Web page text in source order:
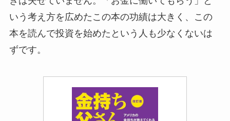
いう考え方を広めたこの本の功績は大きく、この
本を読んで投資を始めたという人も少なくないは
ずです。